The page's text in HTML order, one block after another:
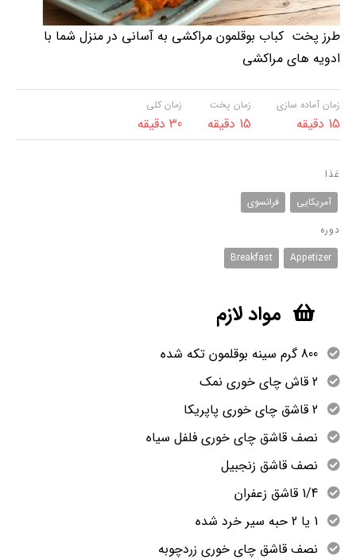
طرز پخت کباب بوقلمون مراکشی به آسانی در منزل شما با
ادویه های مراکشی
زمان آماده سازی
15 دقیقه
زمان پخت
15 دقیقه
زمان کلی
30 دقیقه
غذا
آمریکایی
فرانسوی
دوره
Appetizer
Breakfast
مواد لازم
800 گرم سینه بوقلمون تکه شده
2 قاش چای خوری نمک
2 قاشق چای خوری پاپریکا
نصف قاشق چای خوری فلفل سیاه
نصف قاشق زنجبیل
1/4 قاشق زعفران
1 یا 2 حبه سیر خرد شده
نصف قاشق چای خوری زردچوبه